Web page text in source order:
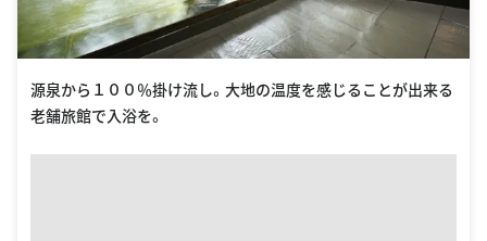
源泉から１００％掛け流し。大地の温度を感じることが出来る
老舗旅館で入浴を。